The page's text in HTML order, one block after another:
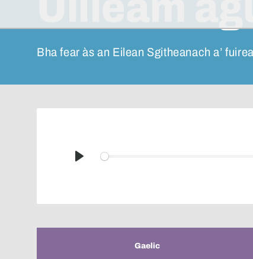
Bha fear às an Eilean Sgitheanach a’
Play
Gaelic